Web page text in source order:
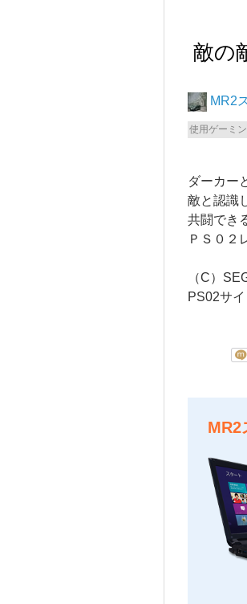
敵の
MR2
ダーカー
敵と認識
共闘でき
ＰＳ０２
（C）
PS02サイ
MR2